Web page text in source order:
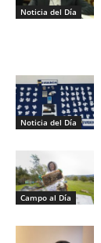
Noticia del Día
Noticia del Día
Campo al Día